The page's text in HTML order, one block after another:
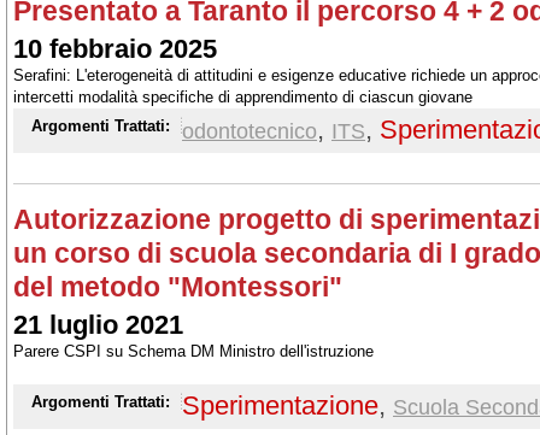
Presentato a Taranto il percorso 4 + 2
10 febbraio 2025
Serafini: L'eterogeneità di attitudini e esigenze educative richiede un
intercetti modalità specifiche di apprendimento di ciascun giovane
Argomenti Trattati:
odontotecnico, ITS,
Autorizzazione progetto di
un corso di scuola secondaria di I
del metodo "Montessori"
21 luglio 2021
Parere CSPI su Schema DM Ministro dell'istruzione
Argomenti Trattati: Sperimentazione, Scuola